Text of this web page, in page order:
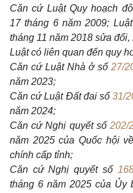
Căn cứ Luật Quy hoạch
17 tháng 6 năm 2009;
tháng 11 năm 2018 sửa
Luật có liên quan đến quy
Căn cứ Luật Nhà ở số 27/
năm 2023;
Căn cứ Luật Đất đai số31/
năm 2024;
Căn cứ Nghị quyết số202/
năm 2025 của Quốc hội
chính cấp tỉnh;
Căn cứ Nghị quyết số
tháng 6 năm 2025 của Ủy